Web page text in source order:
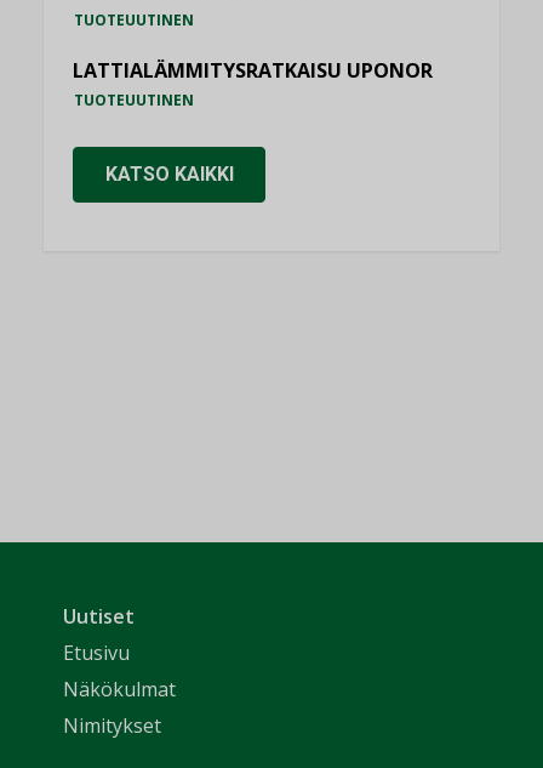
TUOTEUUTINEN
LATTIALÄMMITYSRATKAISU UPONOR
TUOTEUUTINEN
KATSO KAIKKI
Uutiset
Etusivu
Näkökulmat
Nimitykset